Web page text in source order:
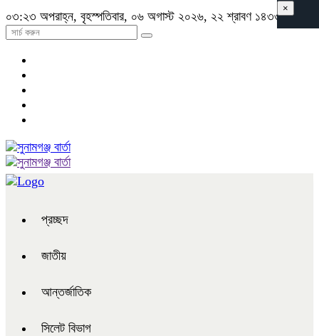
০৩:২৩ অপরাহ্ন, বৃহস্পতিবার, ০৬ অগাস্ট ২০২৬, ২২ শ্রাবণ ১৪৩৩ বঙ্গাব্দ
প্রচ্ছদ
জাতীয়
আন্তর্জাতিক
সিলেট বিভাগ
×